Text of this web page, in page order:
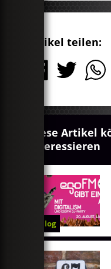
Artikel teilen:
Diese Artikel
interessieren
Blog